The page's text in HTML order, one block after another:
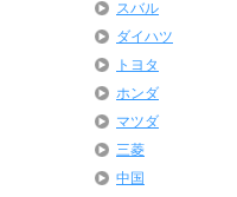
スバル
ダイハツ
トヨタ
ホンダ
マツダ
三菱
中国